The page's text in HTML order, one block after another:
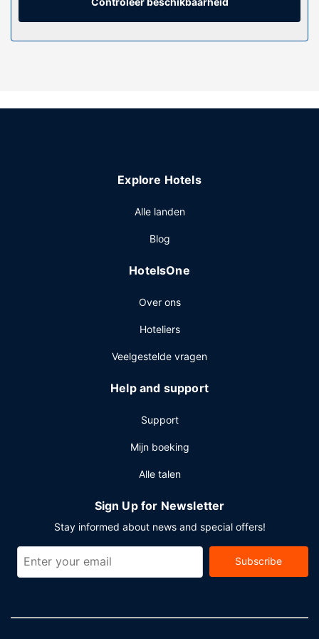
Algemene voorziening
televisie in de gemeenschappelijke ruimte, een
een gratis continentaal ontbijt.
plaatse heb je gratis parkeerplaatsen.
Explore Hotels
Alle landen
Blog
HotelsOne
Over ons
Hoteliers
Veelgestelde vragen
Help and support
Support
Mijn boeking
Alle talen
Sign Up for Newsletter
Stay informed about news and special offers!
Subscribe